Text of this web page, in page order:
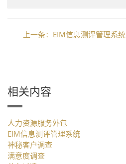
上一条：EIM信息测评管理系统
相关内容
人力资源服务外包
EIM信息测评管理系统
神秘客户调查
满意度调查